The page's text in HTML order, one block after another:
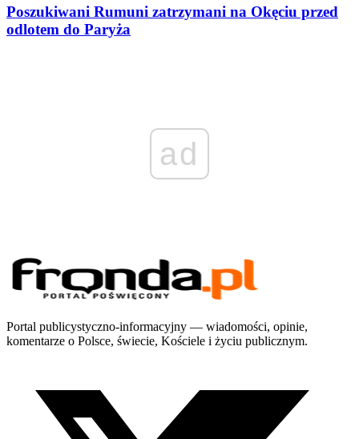
Poszukiwani Rumuni zatrzymani na Okęciu przed
odlotem do Paryża
ad
Portal publicystyczno-informacyjny — wiadomości, opinie,
komentarze o Polsce, świecie, Kościele i życiu publicznym.